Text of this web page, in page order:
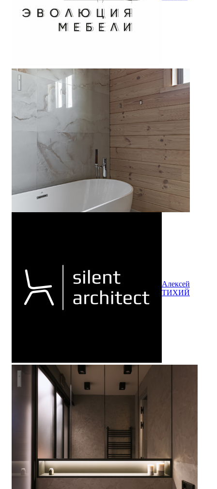
Камень внизу, дерево вверху.
Алексей
ТИХИЙ
Квартира на Васильевском острове, Санкт-Петербург